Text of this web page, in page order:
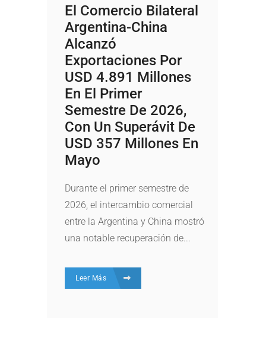
El Comercio Bilateral
Argentina-China
Alcanzó
Exportaciones Por
USD 4.891 Millones
En El Primer
Semestre De 2026,
Con Un Superávit De
USD 357 Millones En
Mayo
Durante el primer semestre de
2026, el intercambio comercial
entre la Argentina y China mostró
una notable recuperación de...
Leer Más